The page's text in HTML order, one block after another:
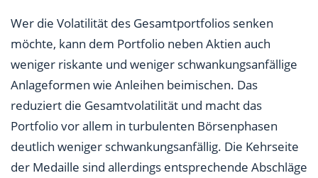
Wer die Volatilität des Gesamtportfolios senken
möchte, kann dem Portfolio neben Aktien auch
weniger riskante und weniger schwankungsanfällige
Anlageformen wie Anleihen beimischen. Das
reduziert die Gesamtvolatilität und macht das
Portfolio vor allem in turbulenten Börsenphasen
deutlich weniger schwankungsanfällig. Die Kehrseite
der Medaille sind allerdings entsprechende Abschläge